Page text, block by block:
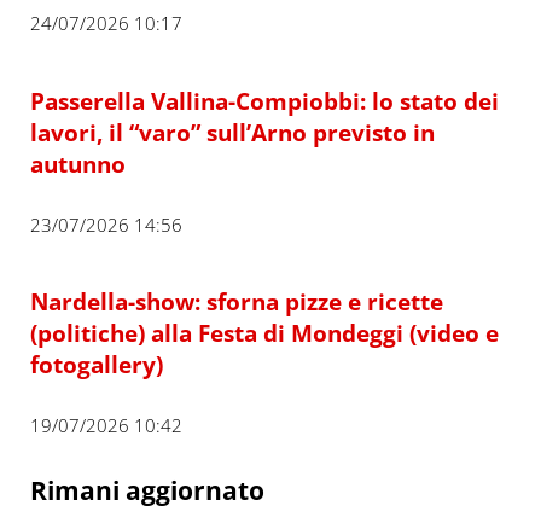
24/07/2026 10:17
Passerella Vallina-Compiobbi: lo stato dei
lavori, il “varo” sull’Arno previsto in
autunno
23/07/2026 14:56
Nardella-show: sforna pizze e ricette
(politiche) alla Festa di Mondeggi (video e
fotogallery)
19/07/2026 10:42
Rimani aggiornato